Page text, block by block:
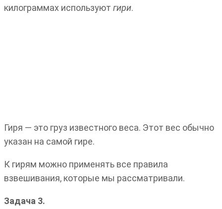
килограммах используют гири.
Гиря — это груз известного веса. Этот вес обычно
указан на самой гире.
К гирям можно применять все правила
взвешивания, которые мы рассматривали.
Задача 3.